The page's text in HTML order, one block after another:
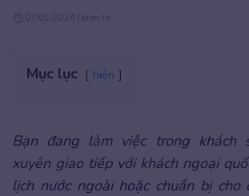
07/01/2024 | kien.le
Mục lục hiện
Bạn đang làm việc trong khách
xuyên giao tiếp với khách ngoại
lịch nước ngoài hoặc chuẩn bị cho